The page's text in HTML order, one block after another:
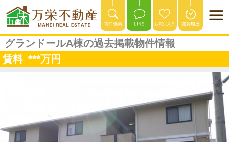
グランドールA棟の過去掲載物件情報
賃料 ***万円